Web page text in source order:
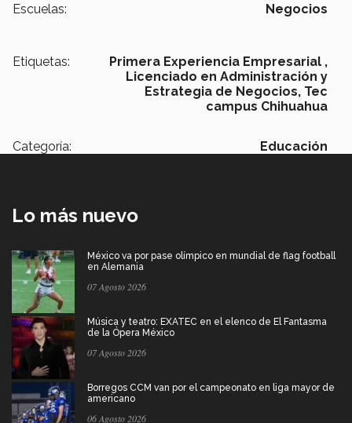
Escuelas: Negocios
Etiquetas:
Primera Experiencia Empresarial ,
Licenciado en Administración y
Estrategia de Negocios, Tec
campus Chihuahua
Categoría: Educación
Lo más nuevo
México va por pase olímpico en mundial de flag football
en Alemania
07 Agosto 2026
Música y teatro: EXATEC en el elenco de El Fantasma
de la Ópera México
07 Agosto 2026
Borregos CCM van por el campeonato en liga mayor de
americano
06 Agosto 2026